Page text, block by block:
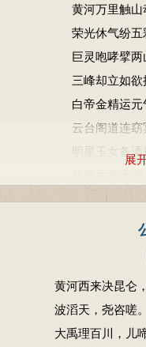
黄河万里触山
荣光休气纷五
巨灵咆哮擘两
三峰却立如欲
白帝金精运元
云台阁道连窈
明星玉女备洒
九重出入生
玉浆倘惠故
展
黄河西来决昆仑
波滔天，尧咨嗟。
大禹理百川，儿